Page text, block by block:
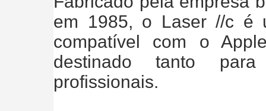
em 1985, o Laser //c é
compatível com o
destinado tanto
profissionais.